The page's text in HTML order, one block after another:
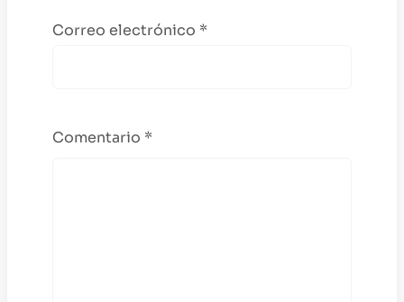
Correo electrónico *
Comentario *